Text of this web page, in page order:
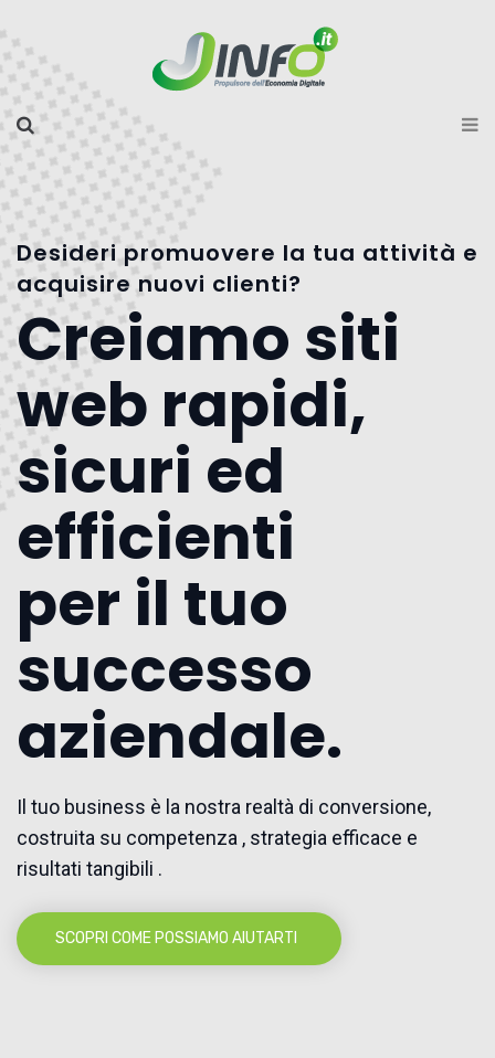
Desideri promuovere la tua attività e
acquisire nuovi clienti?
Creiamo siti
web rapidi,
sicuri ed
efficienti
per il tuo
successo
aziendale.
Il tuo business è la nostra realtà di conversione,
costruita su competenza , strategia efficace e
risultati tangibili .
SCOPRI COME POSSIAMO AIUTARTI